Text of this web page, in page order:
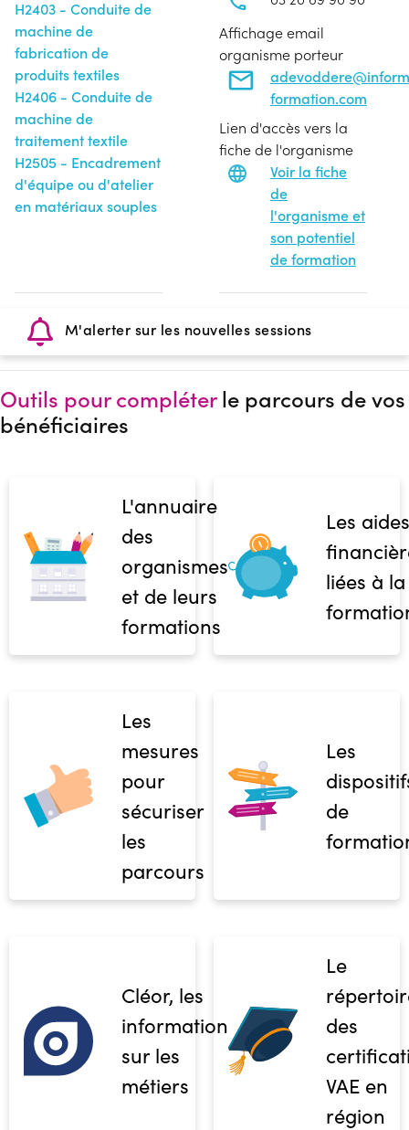
H2403 - Conduite de
machine de
fabrication de
produits textiles
H2406 - Conduite de
machine de
traitement textile
H2505 - Encadrement
d'équipe ou d'atelier
en matériaux souples
Affichage email
organisme porteur
formation.com
Lien d'accès vers la
fiche de l'organisme
Voir la fiche
de
l'organisme et
son potentiel
de formation
M'alerter sur les nouvelles sessions
Outils pour compléterle parcours de vos
bénéficiaires
L'annuaire
des
organismes
et de leurs
formations
Les aides
liées à la
Les
mesures
pour
sécuriser
les
parcours
Les
de
Cléor, les
informations
sur les
métiers
Le
des
VAE en
région